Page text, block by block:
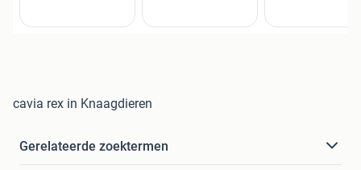
cavia rex in Knaagdieren
Gerelateerde zoektermen